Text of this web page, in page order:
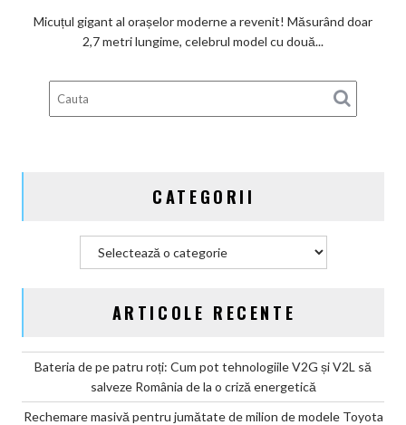
legenda
dar
cu
mai
Micuțul gigant al orașelor moderne a revenit! Măsurând doar
2,7 metri lungime, celebrul model cu două...
CATEGORII
ARTICOLE RECENTE
Bateria de pe patru roți: Cum pot tehnologiile V2G și V2L să
salveze România de la o criză energetică
Rechemare masivă pentru jumătate de milion de modele Toyota